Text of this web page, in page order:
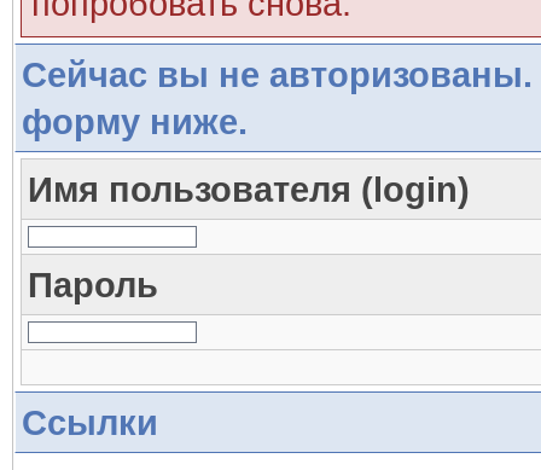
Сейчас вы не авторизованы.
форму ниже.
Имя пользователя (login)
Пароль
Ссылки